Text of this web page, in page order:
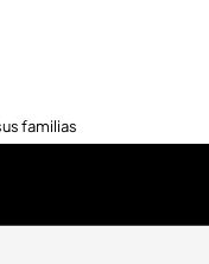
familias